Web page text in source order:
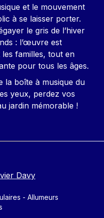
et le mouvement
à se laisser porter.
le gris de l’hiver
: l’œuvre est
familles, tout en
pour tous les âges.
la boîte à musique du
yeux, perdez vos
jardin mémorable !
Davy
- Allumeurs